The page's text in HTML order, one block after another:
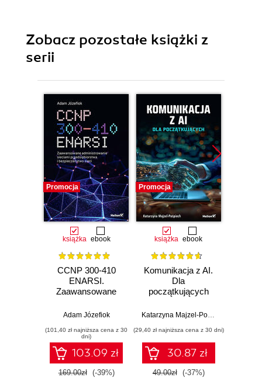
Zobacz pozostałe książki z
serii
Promocja
książka ebook
CCNP 300-410
ENARSI.
Zaawansowane
sieciami
bezpieczeństwo
sieci
Adam Józefiok
(101,40 zł najniższa cena z 30
dni)
103.09 zł
169.00zł (-39%)
Promocja
książka ebook
Komunikacja z AI.
Dla
początkujących
Katarzyna Majzel-Pośpiech
(29,40 zł najniższa cena z 30 dni)
30.87 zł
49.00zł (-37%)